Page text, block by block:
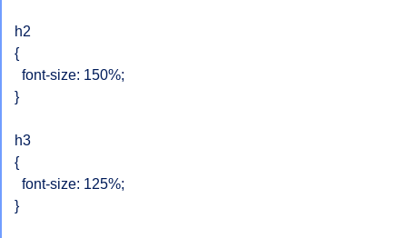
h2
{
}
h3
{
}